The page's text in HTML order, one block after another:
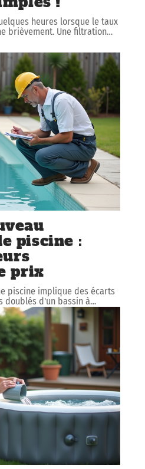
heures lorsque le taux
brièvement. Une filtration…
piscine :
prix
piscine implique des écarts
doublés d'un bassin à…